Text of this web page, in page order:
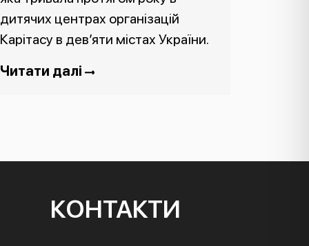
дитячих центрах організацій
Карітасу в дев’яти містах України.
Читати далі
КОНТАКТИ